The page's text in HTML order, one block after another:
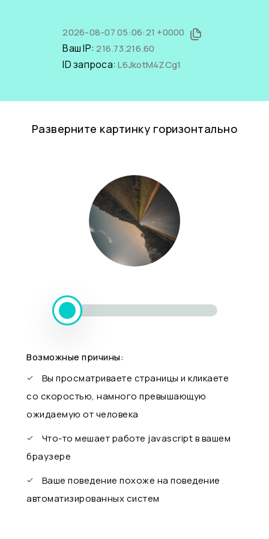
2026-08-07 05:06:21 +0000
Ваш IP:216.73.216.60
ID запроса:L6JkotM4ZCg1
Разверните картинку горизонтально
Возможные причины:
Вы просматриваете страницы и кликаете
со скоростью, намного превышающую
ожидаемую от человека
Что-то мешает работе javascript в вашем
браузере
Ваше поведение похоже на поведение
автоматизированных систем